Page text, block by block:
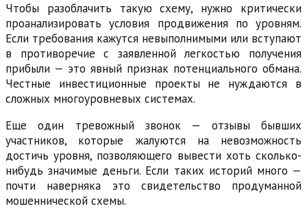
Чтобы разоблачить такую схему, нужно критически
проанализировать условия продвижения по уровням.
Если требования кажутся невыполнимыми или вступают
в противоречие с заявленной легкостью получения
прибыли — это явный признак потенциального обмана.
Честные инвестиционные проекты не нуждаются в
сложных многоуровневых системах.
Еще один тревожный звонок — отзывы бывших
участников, которые жалуются на невозможность
достичь уровня, позволяющего вывести хоть сколько-
нибудь значимые деньги. Если таких историй много —
почти наверняка это свидетельство продуманной
мошеннической схемы.